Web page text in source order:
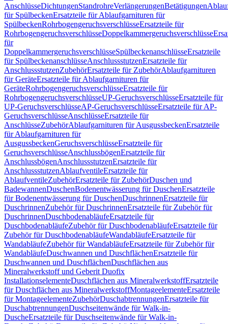
AnschlüsseDichtungenStandrohreVerlängerungenBetätigungen
für SpülbeckenErsatzteile für Ablaufgarnituren für
SpülbeckenRohrbogengeruchsverschlüsseErsatzteile für
RohrbogengeruchsverschlüsseDoppelkammergeruchsverschlüsse
für
DoppelkammergeruchsverschlüsseSpülbeckenanschlüsseErsatzteile
für SpülbeckenanschlüsseAnschlussstutzenErsatzteile für
AnschlussstutzenZubehörErsatzteile für ZubehörAblaufgarnituren
für GeräteErsatzteile für Ablaufgarnituren für
GeräteRohrbogengeruchsverschlüsseErsatzteile für
RohrbogengeruchsverschlüsseUP-GeruchsverschlüsseErsatzteile für
UP-GeruchsverschlüsseAP-GeruchsverschlüsseErsatzteile für AP-
GeruchsverschlüsseAnschlüsseErsatzteile für
AnschlüsseZubehörAblaufgarnituren für AusgussbeckenErsatzteile
für Ablaufgarnituren für
AusgussbeckenGeruchsverschlüsseErsatzteile für
GeruchsverschlüsseAnschlussbögenErsatzteile für
AnschlussbögenAnschlussstutzenErsatzteile für
AnschlussstutzenAblaufventileErsatzteile für
AblaufventileZubehörErsatzteile für ZubehörDuschen und
BadewannenDuschenBodenentwässerung für DuschenErsatzteile
für Bodenentwässerung für DuschenDuschrinnenErsatzteile für
DuschrinnenZubehör für DuschrinnenErsatzteile für Zubehör für
DuschrinnenDuschbodenabläufeErsatzteile für
DuschbodenabläufeZubehör für DuschbodenabläufeErsatzteile für
Zubehör für DuschbodenabläufeWandabläufeErsatzteile für
WandabläufeZubehör für WandabläufeErsatzteile für Zubehör für
WandabläufeDuschwannen und DuschflächenErsatzteile für
Duschwannen und DuschflächenDuschflächen aus
Mineralwerkstoff und Geberit Duofix
InstallationselementeDuschflächen aus MineralwerkstoffErsatzteile
für Duschflächen aus MineralwerkstoffMontageelementeErsatzteile
für MontageelementeZubehörDuschabtrennungenErsatzteile für
DuschabtrennungenDuschseitenwände für Walk-in-
DuscheErsatzteile für Duschseitenwände für Walk-in-